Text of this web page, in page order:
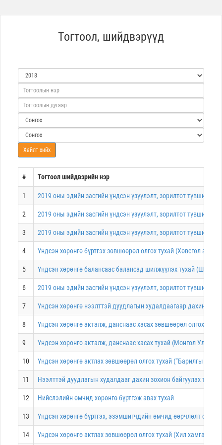
Тогтоол, шийдвэрүүд
# Тогтоол шийдвэрийн нэр
1 2019 оны эдийн засгийн үндсэн үзүүлэлт, зорилтот түвшин,
2 2019 оны эдийн засгийн үндсэн үзүүлэлт, зорилтот түвшин,
3 2019 оны эдийн засгийн үндсэн үзүүлэлт, зорилтот түвшин,
4 Үндсэн хөрөнгө бүртгэх зөвшөөрөл олгох тухай (Хөвсгөл
5 Үндсэн хөрөнгө балансаас балансад шилжүүлэх тухай
6 2019 оны эдийн засгийн үндсэн үзүүлэлт, зорилтот түвшин,
7 Үндсэн хөрөнгө нээлттэй дуудлагын худалдаагаар дахин
8 Үндсэн хөрөнгө акталж, данснаас хасах зөвшөөрөл олгох
9 Үндсэн хөрөнгө акталж, данснаас хасах тухай (Монгол Улсын
10 Үндсэн хөрөнгө актлах зөвшөөрөл олгох тухай (“Барилгын
11 Нээлттэй дуудлагын худалдааг дахин зохион байгуулах
12 Нийслэлийн өмчид хөрөнгө бүртгэж авах тухай
13 Үндсэн хөрөнгө бүртгэх, эзэмшигчдийн өмчид өөрчлөлт
14 Үндсэн хөрөнгө актлах зөвшөөрөл олгох тухай (Хил хамгаалах